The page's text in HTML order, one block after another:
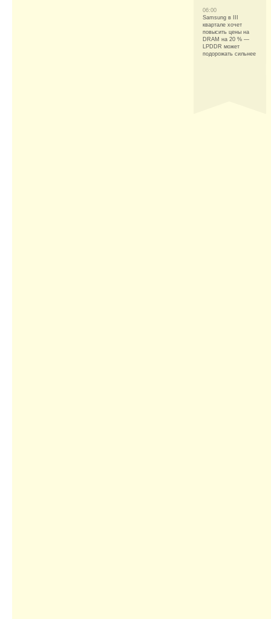
06:00
Samsung в III
квартале хочет
повысить цены на
DRAM на 20 % —
LPDDR может
подорожать сильнее